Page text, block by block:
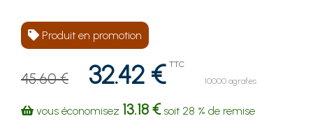
Produit en promotion
45.60 € 32.42 € TTC
10000 agrafes
vous économisez 13.18 €soit 28 % de remise